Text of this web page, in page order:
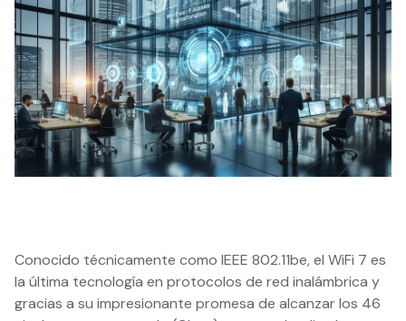
Conocido técnicamente como IEEE 802.11be, el WiFi 7 es
la última tecnología en protocolos de red inalámbrica y
gracias a su impresionante promesa de alcanzar los 46